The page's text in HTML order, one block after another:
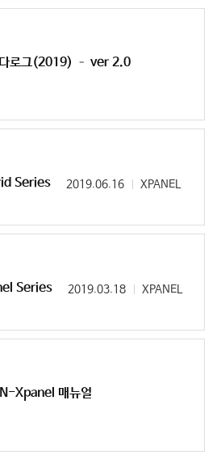
로그(2019) – ver 2.0
Series
2019.06.16 XPANEL
Series
2019.03.18 XPANEL
Xpanel 매뉴얼